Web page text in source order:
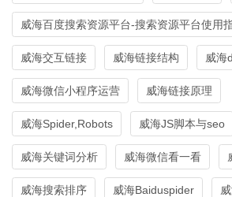
威海百度搜索资源平台-搜索资源平台使用
威海交互链接 威海链接结构 威海
威海微信小程序运营 威海链接原理
威海Spider,Robots 威海JS脚本与seo
威海关键词分析 威海微信看一看
威海搜索排序 威海Baiduspider